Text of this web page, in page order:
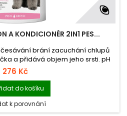
A KONDICIONÉR 2IN1 PES...
brání zacuchání chlupů
a přidává objem jeho srsti. pH
nedráždí ani citlivou pokožku a
hladinu hydratace.
276 Kč
do košíku
k porovnání